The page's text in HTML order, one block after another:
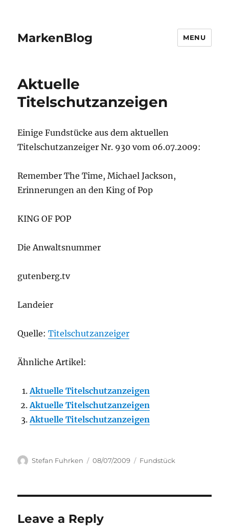
MarkenBlog MENU
Aktuelle
Titelschutzanzeigen
Einige Fundstücke aus dem aktuellen
Titelschutzanzeiger Nr. 930 vom 06.07.2009:
Remember The Time, Michael Jackson,
Erinnerungen an den King of Pop
KING OF POP
Die Anwaltsnummer
gutenberg.tv
Landeier
Quelle:Titelschutzanzeiger
Ähnliche Artikel:
Aktuelle Titelschutzanzeigen
Aktuelle Titelschutzanzeigen
Aktuelle Titelschutzanzeigen
Author
Stefan Fuhrken
Posted
08/07/2009 Categories
Fundstück
Leave a Reply